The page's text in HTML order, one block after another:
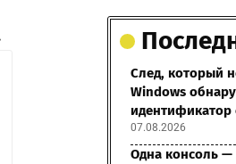
След, который
Windows
идентификатор
07.08.2026
Одна консоль —